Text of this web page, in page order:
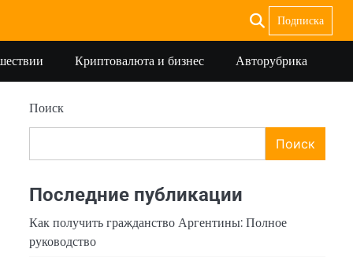
Подписка
Криптовалюта и бизнес Авторубрика
Поиск
Поиск
Последние публикации
Как получить гражданство Аргентины: Полное
руководство